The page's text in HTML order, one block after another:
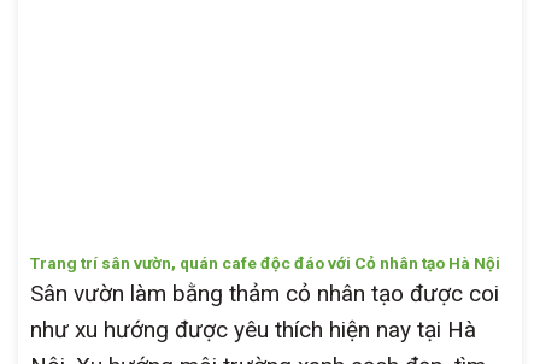
Trang trí sân vườn, quán cafe độc đáo với Cỏ nhân tạo Hà Nội
Sân vườn làm bằng thảm cỏ nhân tạo được coi
như xu hướng được yêu thích hiện nay tại Hà